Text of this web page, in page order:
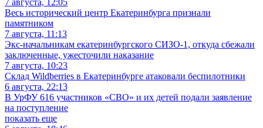
Весь исторический центр Екатеринбурга признали
памятником
7 августа, 11:13
Экс-начальникам екатеринбургского СИЗО-1, откуда сбежали
заключенные, ужесточили наказание
7 августа, 10:23
Склад Wildberries в Екатеринбурге атаковали беспилотники
6 августа, 22:13
В УрФУ 616 участников «СВО» и их детей подали заявление
на поступление
показать еще